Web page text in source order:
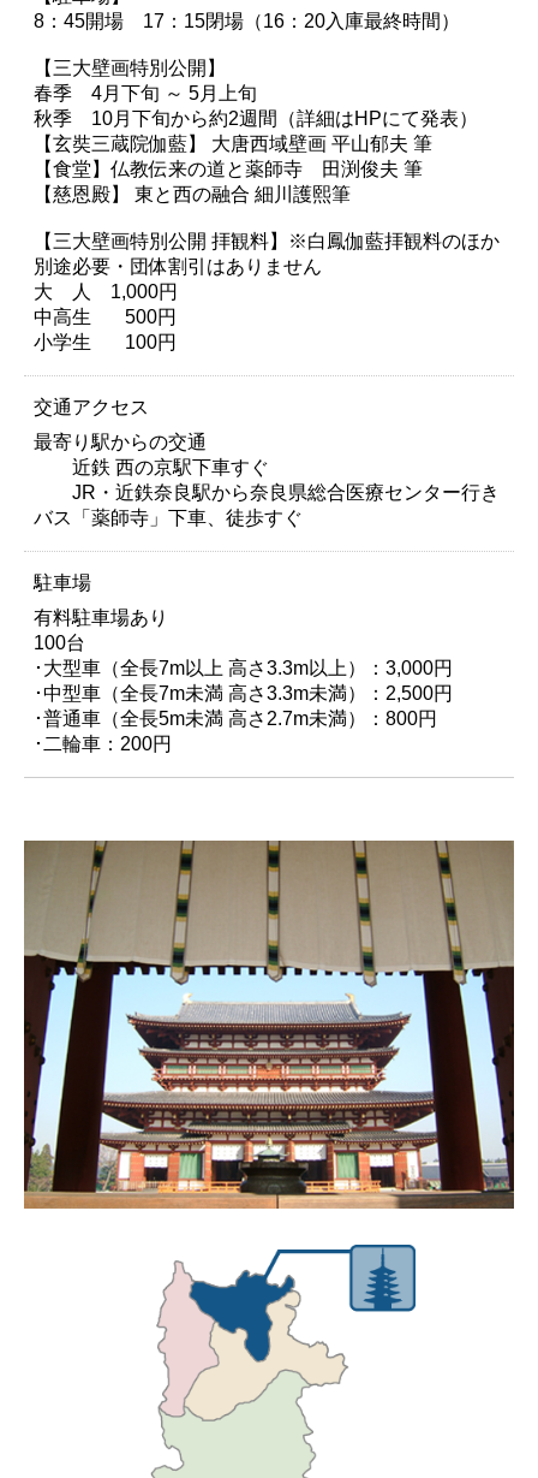
8：45開場 17：15閉場（16：20入庫最終時間）
【三大壁画特別公開】
春季 4月下旬 ～ 5月上旬
秋季 10月下旬から約2週間（詳細はHPにて発表）
【玄奘三蔵院伽藍】 大唐西域壁画 平山郁夫 筆
【食堂】仏教伝来の道と薬師寺 田渕俊夫 筆
【慈恩殿】 東と西の融合 細川護熙筆
【三大壁画特別公開 拝観料】※白鳳伽藍拝観料のほか
別途必要・団体割引はありません
大 人 1,000円
中高生 500円
小学生 100円
交通アクセス
最寄り駅からの交通
近鉄 西の京駅下車すぐ
JR・近鉄奈良駅から奈良県総合医療センター行き
バス「薬師寺」下車、徒歩すぐ
駐車場
有料駐車場あり
100台
･大型車（全長7m以上 高さ3.3m以上）：3,000円
･中型車（全長7m未満 高さ3.3m未満）：2,500円
･普通車（全長5m未満 高さ2.7m未満）：800円
･二輪車：200円